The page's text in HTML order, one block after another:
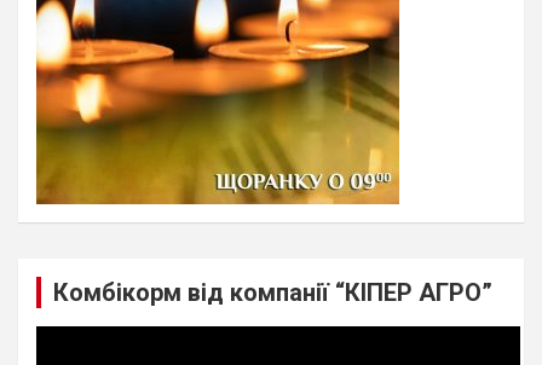
Комбікорм від компанії “КІПЕР АГРО”